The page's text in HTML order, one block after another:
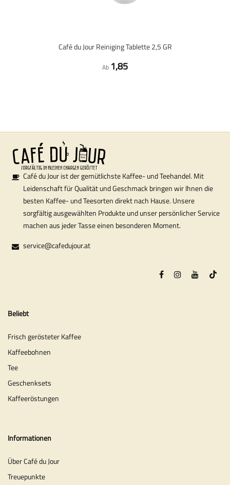
Café du Jour Reiniging Tablette 2,5 GR
Ab 1,85
Café du Jour ist der gemütlichste Kaffee- und Teehandel. Mit
Leidenschaft für Qualität und Geschmack bringen wir Ihnen die
besten Kaffee- und Teesorten direkt nach Hause. Unsere
sorgfältig ausgewählten Produkte und unser persönlicher Service
machen aus jeder Tasse einen besonderen Moment.
service@cafedujour.at
Beliebt
Frisch gerösteter Kaffee
Kaffeebohnen
Tee
Geschenksets
Kaffeeröstungen
Informationen
Über Café du Jour
Treuepunkte